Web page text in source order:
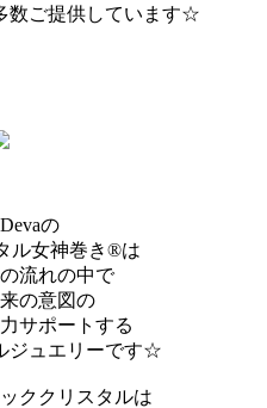
数ご提供しています☆
の
ル女神巻き®は
流れの中で
の意図の
サポートする
ジュエリーです☆
ククリスタルは